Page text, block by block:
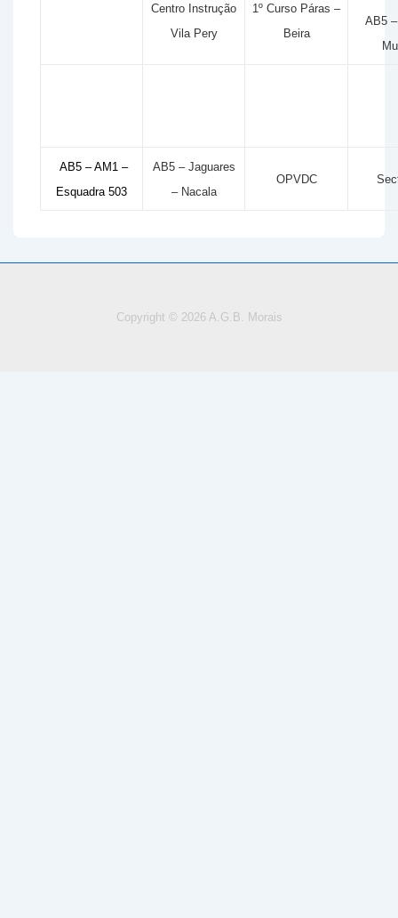
Centro Instrução
Vila Pery
1º Curso Páras –
Beira
AB5
AB5 – AM1 –
Esquadra 503
AB5 – Jaguares
– Nacala
OPVDC
Copyright © 2026 A.G.B. Morais